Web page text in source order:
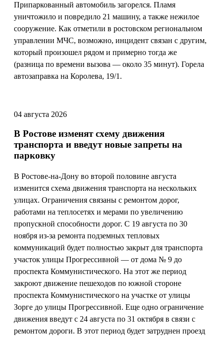
Припаркованный автомобиль загорелся. Пламя
уничтожило и повредило 21 машину, а также нежилое
сооружение. Как отметили в ростовском региональном
управлении МЧС, возможно, инцидент связан с другим,
который произошел рядом и примерно тогда же
(разница по времени вызова — около 35 минут). Горела
автозаправка на Королева, 19/1.
04 августа 2026
В Ростове изменят схему движения
транспорта и введут новые запреты на
парковку
В Ростове-на-Дону во второй половине августа
изменится схема движения транспорта на нескольких
улицах. Ограничения связаны с ремонтом дорог,
работами на теплосетях и мерами по увеличению
пропускной способности дорог. С 19 августа по 30
ноября из-за ремонта подземных тепловых
коммуникаций будет полностью закрыт для транспорта
участок улицы Прогрессивной — от дома № 9 до
проспекта Коммунистического. На этот же период
закроют движение пешеходов по южной стороне
проспекта Коммунистического на участке от улицы
Зорге до улицы Прогрессивной. Еще одно ограничение
движения введут с 24 августа по 31 октября в связи с
ремонтом дороги. В этот период будет затруднен проезд